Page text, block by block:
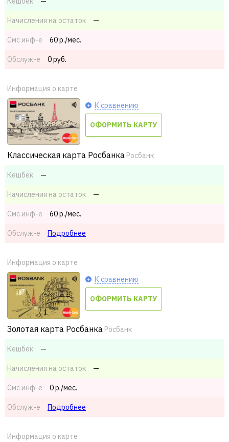
Начисления на остаток —
Смс инф-е 60 р./мес.
Обслуж-е 0 руб.
Информация о карте
К сравнению
ОФОРМИТЬ КАРТУ
Классическая карта Росбанка Росбанк
Кешбек —
Начисления на остаток —
Смс инф-е 60 р./мес.
Обслуж-е Подробнее
Информация о карте
К сравнению
ОФОРМИТЬ КАРТУ
Золотая карта Росбанка Росбанк
Кешбек —
Начисления на остаток —
Смс инф-е 0 р./мес.
Обслуж-е Подробнее
Информация о карте